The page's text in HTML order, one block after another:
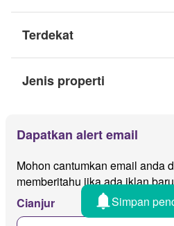
Terdekat
Jenis properti
Dapatkan alert email
Mohon cantumkan email anda
memberitahu jika ada iklan
Cianjur
Simpan